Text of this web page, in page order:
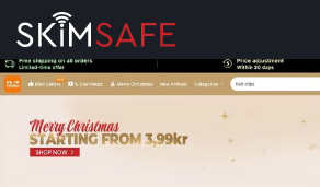
Skip to content